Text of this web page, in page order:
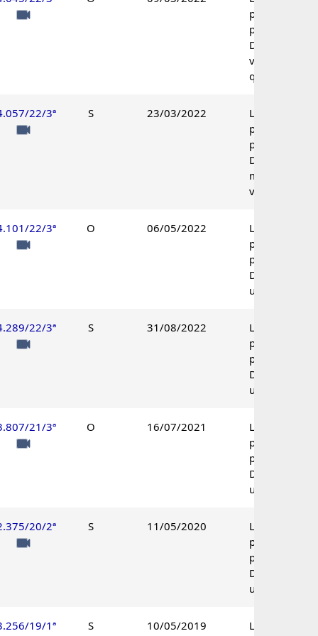
parcialmente
procedente.
Decisão pelo
voto de
qualidade.
22/3ª S 23/03/2022
Lançamento
parcialmente
procedente.
Decisão por
maioria de
votos.
22/3ª O 06/05/2022
Lançamento
parcialmente
procedente.
Decisão
unânime.
22/3ª S 31/08/2022
Lançamento
parcialmente
procedente.
Decisão
unânime.
21/3ª O 16/07/2021
Lançamento
parcialmente
procedente.
Decisão
unânime.
20/2ª S 11/05/2020
Lançamento
parcialmente
procedente.
Decisão
unânime.
19/1ª S 10/05/2019
Lançamento